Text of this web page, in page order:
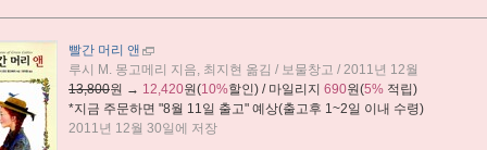
빨간 머리 앤
루시 M. 몽고메리 지음, 최지현 옮김 / 보물창고 / 2011년 12월
13,800원 → 12,420원(10%할인) / 마일리지 690원(5% 적립)
*지금 주문하면 "8월 11일 출고" 예상(출고후 1~2일 이내 수령)
2011년 12월 30일에 저장